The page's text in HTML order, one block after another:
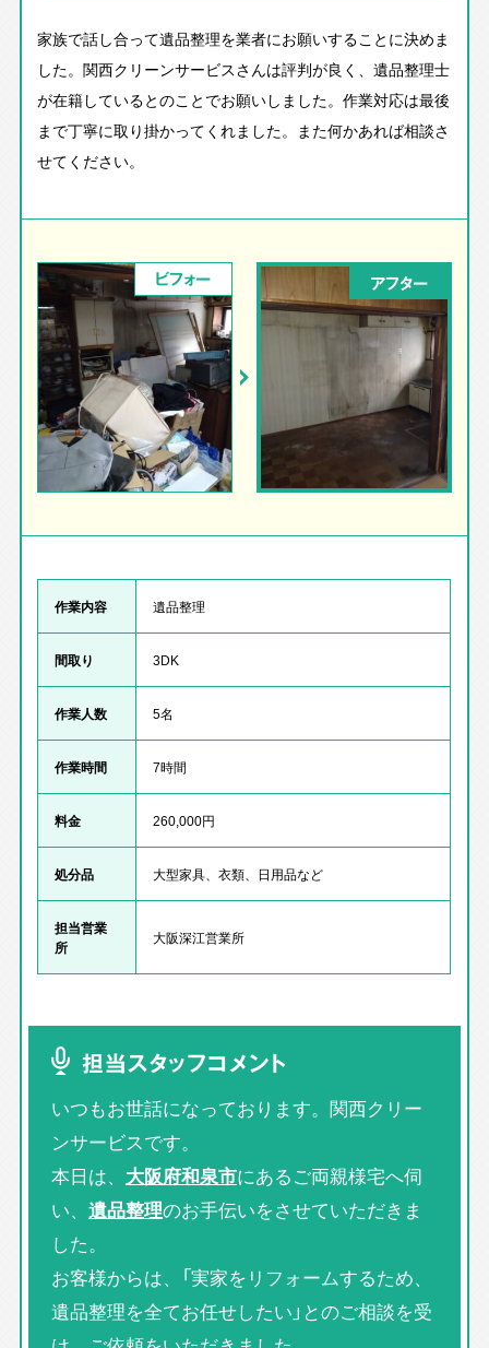
家族で話し合って遺品整理を業者にお願いすることに決めま
した。関西クリーンサービスさんは評判が良く、遺品整理士
が在籍しているとのことでお願いしました。作業対応は最後
まで丁寧に取り掛かってくれました。また何かあれば相談さ
せてください。
ビフォー アフター
作業内容 遺品整理
間取り 3DK
作業人数 5名
作業時間 7時間
料金 260,000円
処分品 大型家具、衣類、日用品など
担当営業
所
大阪深江営業所
担当スタッフコメント
いつもお世話になっております。関西クリー
ンサービスです。
本日は、 大阪府和泉市にあるご両親様宅へ伺
い、 遺品整理のお手伝いをさせていただきま
した。
お客様からは、「実家をリフォームするため、
遺品整理を全てお任せしたい」とのご相談を受